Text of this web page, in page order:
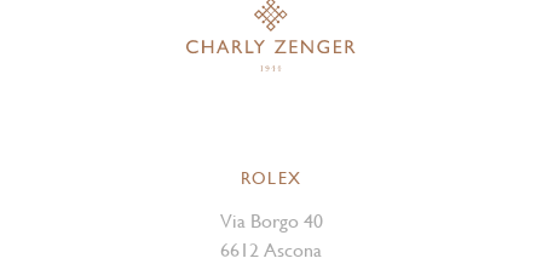
ROLEX
Via Borgo 40
6612 Ascona